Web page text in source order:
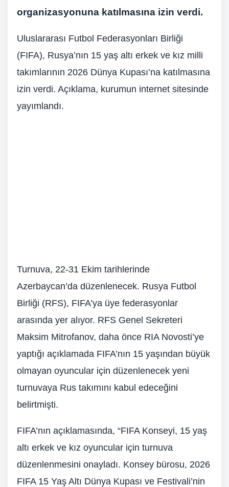
organizasyonuna katılmasına izin verdi.
Uluslararası Futbol Federasyonları Birliği
(FIFA), Rusya’nın 15 yaş altı erkek ve kız milli
takımlarının 2026 Dünya Kupası’na katılmasına
izin verdi. Açıklama, kurumun internet sitesinde
yayımlandı.
Turnuva, 22-31 Ekim tarihlerinde
Azerbaycan’da düzenlenecek. Rusya Futbol
Birliği (RFS), FIFA’ya üye federasyonlar
arasında yer alıyor. RFS Genel Sekreteri
Maksim Mitrofanov, daha önce RIA Novosti’ye
yaptığı açıklamada FIFA’nın 15 yaşından büyük
olmayan oyuncular için düzenlenecek yeni
turnuvaya Rus takımını kabul edeceğini
belirtmişti.
FIFA’nın açıklamasında, “FIFA Konseyi, 15 yaş
altı erkek ve kız oyuncular için turnuva
düzenlenmesini onayladı. Konsey bürosu, 2026
FIFA 15 Yaş Altı Dünya Kupası ve Festivali’nin